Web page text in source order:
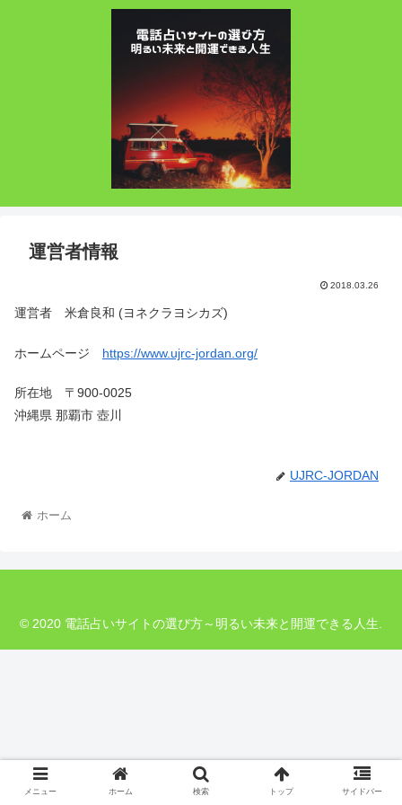
運営者情報
2018.03.26
運営者 米倉良和 (ヨネクラヨシカズ)
ホームページ https://www.ujrc-jordan.org/
所在地 〒900-0025
沖縄県 那覇市 壺川
UJRC-JORDAN
ホーム
© 2020 電話占いサイトの選び方～明るい未来と開運できる人生.
メニュー ホーム 検索 トップ サイドバー